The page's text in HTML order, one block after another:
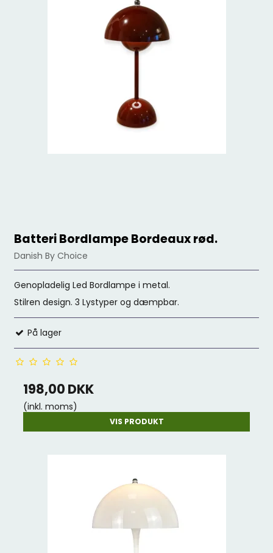
Batteri Bordlampe Bordeaux rød.
Danish By Choice
Genopladelig Led Bordlampe i metal.
Stilren design. 3 Lystyper og dæmpbar.
På lager
198,00 DKK
(inkl. moms)
VIS PRODUKT